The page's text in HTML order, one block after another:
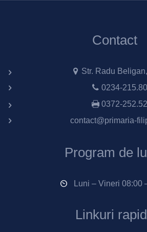
Contact
Str. Radu
0234-
0372-
contact@primaria-
Program de
Luni – Vineri 08:00
Linkuri